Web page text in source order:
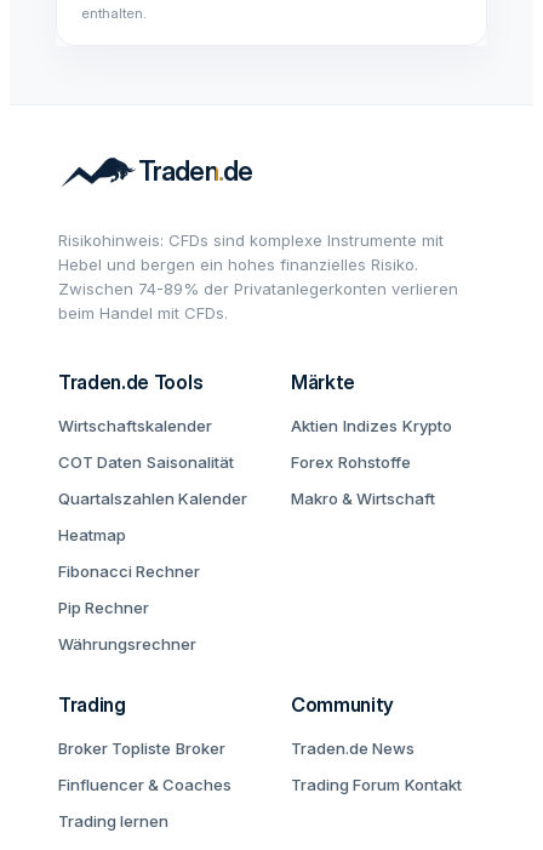
enthalten.
Risikohinweis: CFDs sind komplexe Instrumente mit
Hebel und bergen ein hohes finanzielles Risiko.
Zwischen 74-89% der Privatanlegerkonten verlieren
beim Handel mit CFDs.
Traden.de Tools
Wirtschaftskalender
COT Daten Saisonalität
Quartalszahlen Kalender
Heatmap
Fibonacci Rechner
Pip Rechner
Währungsrechner
Märkte
Aktien Indizes Krypto
Forex Rohstoffe
Makro & Wirtschaft
Trading
Broker Topliste Broker
Finfluencer & Coaches
Trading lernen
Community
Traden.de News
Trading Forum Kontakt